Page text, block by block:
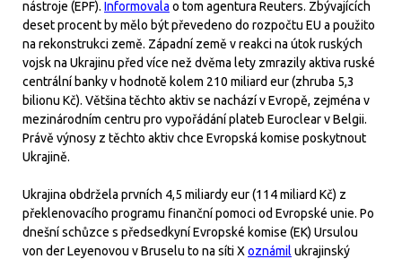
nástroje (EPF). Informovala o tom agentura Reuters. Zbývajících
deset procent by mělo být převedeno do rozpočtu EU a použito
na rekonstrukci země. Západní země v reakci na útok ruských
vojsk na Ukrajinu před více než dvěma lety zmrazily aktiva ruské
centrální banky v hodnotě kolem 210 miliard eur (zhruba 5,3
bilionu Kč). Většina těchto aktiv se nachází v Evropě, zejména v
mezinárodním centru pro vypořádání plateb Euroclear v Belgii.
Právě výnosy z těchto aktiv chce Evropská komise poskytnout
Ukrajině.
Ukrajina obdržela prvních 4,5 miliardy eur (114 miliard Kč) z
překlenovacího programu finanční pomoci od Evropské unie. Po
dnešní schůzce s předsedkyní Evropské komise (EK) Ursulou
von der Leyenovou v Bruselu to na síti X oznámil ukrajinský